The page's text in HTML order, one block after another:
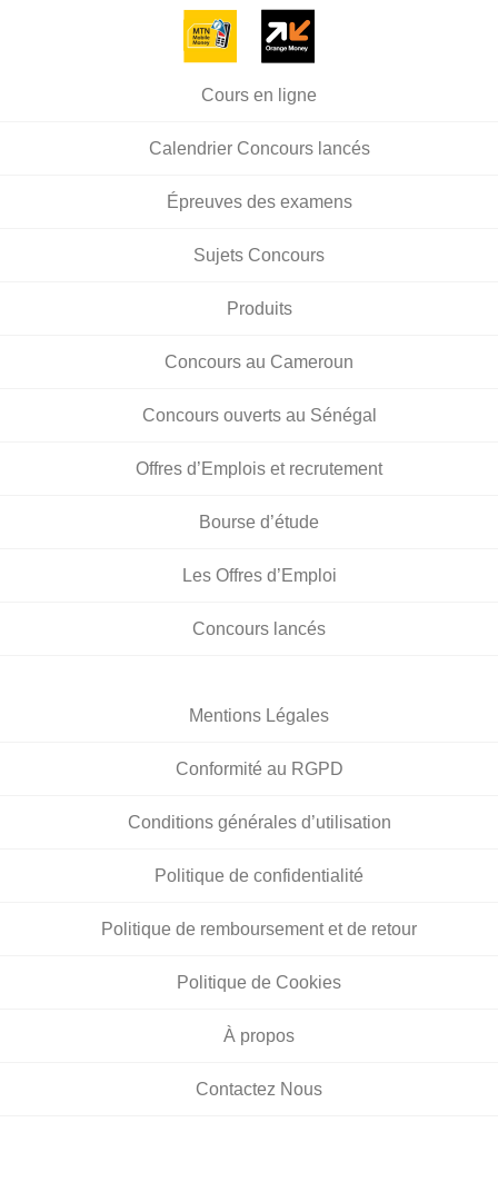
Cours en ligne
Calendrier Concours lancés
Épreuves des examens
Sujets Concours
Produits
Concours au Cameroun
Concours ouverts au Sénégal
Offres d’Emplois et recrutement
Bourse d’étude
Les Offres d’Emploi
Concours lancés
Mentions Légales
Conformité au RGPD
Conditions générales d’utilisation
Politique de confidentialité
Politique de remboursement et de retour
Politique de Cookies
À propos
Contactez Nous